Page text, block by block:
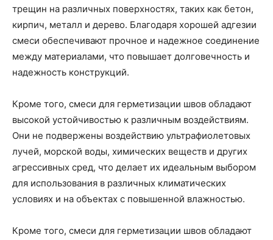
трещин на различных поверхностях, таких как бетон,
кирпич, металл и дерево. Благодаря хорошей адгезии
смеси обеспечивают прочное и надежное соединение
между материалами, что повышает долговечность и
надежность конструкций.
Кроме того, смеси для герметизации швов обладают
высокой устойчивостью к различным воздействиям.
Они не подвержены воздействию ультрафиолетовых
лучей, морской воды, химических веществ и других
агрессивных сред, что делает их идеальным выбором
для использования в различных климатических
условиях и на объектах с повышенной влажностью.
Кроме того, смеси для герметизации швов обладают